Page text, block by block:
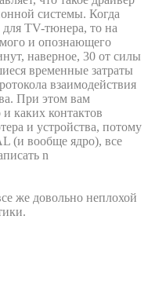
системы. Когда
TV-тюнера, то на
и опознающего
наверное, 30 от силы
временные затраты
взаимодействия
При этом вам
каких контактов
и устройства, потому
(и вообще ядро), все
n
же довольно неплохой